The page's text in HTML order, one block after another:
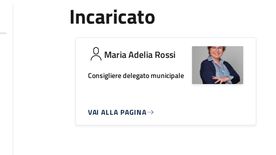
Incaricato
Maria Adelia Rossi
Consigliere delegato municipale
VAI ALLA PAGINA